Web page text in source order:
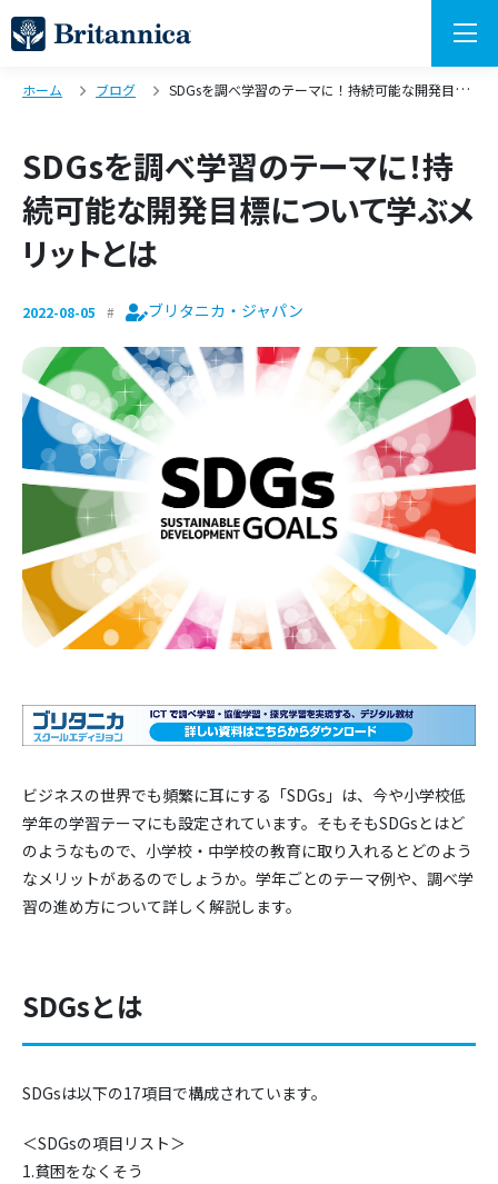
ホーム ブログ SDGsを調べ学習のテーマに！持続可能な開発目標について学ぶメリットとは
SDGsを調べ学習のテーマに！持
続可能な開発目標について学ぶメ
リットとは
2022-08-05 ブリタニカ・ジャパン
ビジネスの世界でも頻繁に耳にする「SDGs」は、今や小学校低
学年の学習テーマにも設定されています。そもそもSDGsとはど
のようなもので、小学校・中学校の教育に取り入れるとどのよう
なメリットがあるのでしょうか。学年ごとのテーマ例や、調べ学
習の進め方について詳しく解説します。
SDGsとは
SDGsは以下の17項目で構成されています。
＜SDGsの項目リスト＞
1.貧困をなくそう